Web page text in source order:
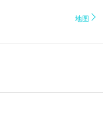
地图 